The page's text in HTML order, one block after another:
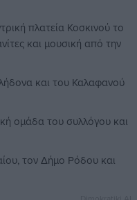
πλατεία Κοσκινού το
και μουσική από την
και του Καλαφανού
ομάδα του συλλόγου και
τον Δήμο Ρόδου και